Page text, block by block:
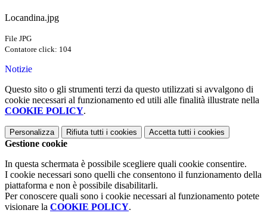
Locandina.jpg
File JPG
Contatore click: 104
Notizie
Questo sito o gli strumenti terzi da questo utilizzati si avvalgono di
cookie necessari al funzionamento ed utili alle finalità illustrate nella
COOKIE POLICY.
Personalizza Rifiuta tutti i cookies Accetta tutti i cookies
Gestione cookie
In questa schermata è possibile scegliere quali cookie consentire.
I cookie necessari sono quelli che consentono il funzionamento della
piattaforma e non è possibile disabilitarli.
Per conoscere quali sono i cookie necessari al funzionamento potete
visionare la COOKIE POLICY.